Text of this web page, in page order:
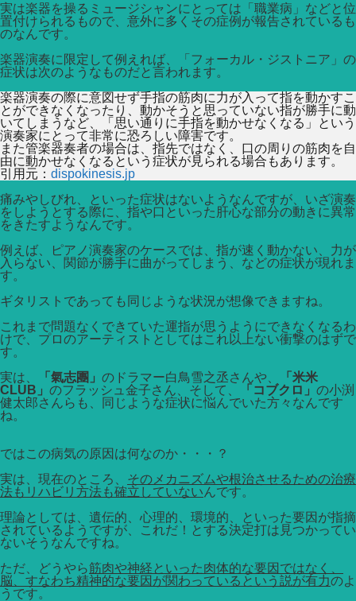
実は楽器を操るミュージシャンにとっては「職業病」などと位
置付けられるもので、意外に多くその症例が報告されているも
のなんです。
楽器演奏に限定して例えれば、「フォーカル・ジストニア」の
症状は次のようなものだと言われます。
楽器演奏の際に意図せず手指の筋肉に力が入って指を動かすこ
とができなくなったり、動かそうと思っていない指が勝手に動
いてしまうなど、「思い通りに手指を動かせなくなる」という
演奏家にとって非常に恐ろしい障害です。
また管楽器奏者の場合は、指先ではなく、口の周りの筋肉を自
由に動かせなくなるという症状が見られる場合もあります。
引用元： dispokinesis.jp
痛みやしびれ、といった症状はないようなんですが、いざ演奏
をしようとする際に、指や口といった肝心な部分の動きに異常
をきたすようなんです。
例えば、ピアノ演奏家のケースでは、指が速く動かない、力が
入らない、関節が勝手に曲がってしまう、などの症状が現れま
す。
ギタリストであっても同じような状況が想像できますね。
これまで問題なくできていた運指が思うようにできなくなるわ
けで、プロのアーティストとしてはこれ以上ない衝撃のはずで
す。
実は、
「氣志團」 のドラマー白鳥雪之丞さんや、
「米米
CLUB」 のフラッシュ金子さん、そして、 「コブクロ」 の小渕
健太郎さんらも、同じような症状に悩んでいた方々なんです
ね。
ではこの病気の原因は何なのか・・・？
実は、現在のところ、 そのメカニズムや根治させるための治療
法もリハビリ方法も確立していないんです。
理論としては、遺伝的、心理的、環境的、といった要因が指摘
されているようですが、これだ！とする決定打は見つかってい
ないそうなんですね。
ただ、どうやら筋肉や神経といった肉体的な要因ではなく、
脳、すなわち精神的な要因が関わっているという説が有力のよ
うです。